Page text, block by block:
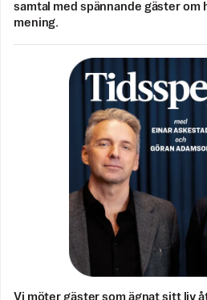
samtal med spännande gäster om
mening.
Vi möter gäster som ägnat sitt liv